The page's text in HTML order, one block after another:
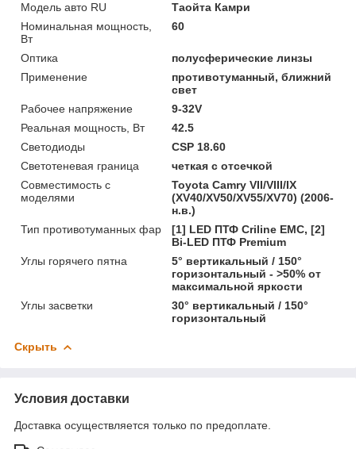
Модель авто RU
Таойта Камри
Номинальная мощность,
Вт
60
Оптика
полусферические линзы
Применение
противотуманный, ближний
свет
Рабочее напряжение
9-32V
Реальная мощность, Вт
42.5
Светодиоды
CSP 18.60
Светотеневая граница
четкая с отсечкой
Совместимость с
моделями
Toyota Camry VII/VIII/IX
(XV40/XV50/XV55/XV70) (2006-
н.в.)
Тип противотуманных фар
[1] LED ПТФ Crilinе EMC, [2]
Bi-LED ПТФ Premium
Углы горячего пятна
5° вертикальный / 150°
горизонтальный - >50% от
максимальной яркости
Углы засветки
30° вертикальный / 150°
горизонтальный
Скрыть
Условия доставки
Доставка осуществляется только по предоплате.